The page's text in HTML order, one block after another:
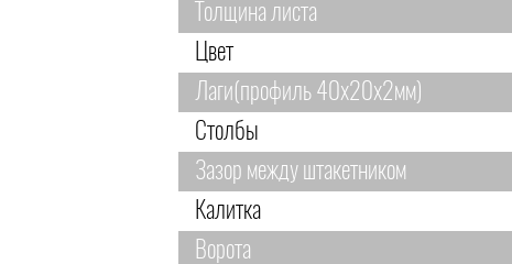
Толщина листа
Цвет
Лаги(профиль 40х20х2мм)
Столбы
Зазор между штакетником
Калитка
Ворота